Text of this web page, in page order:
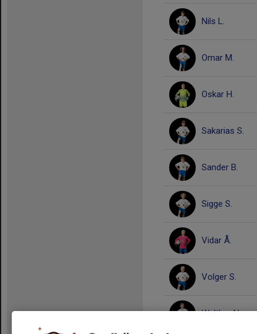
Nils L.
Omar M.
Oskar H.
Sakarias S.
Sander B.
Sigge S.
Vidar Å.
Volger S.
Walther N.